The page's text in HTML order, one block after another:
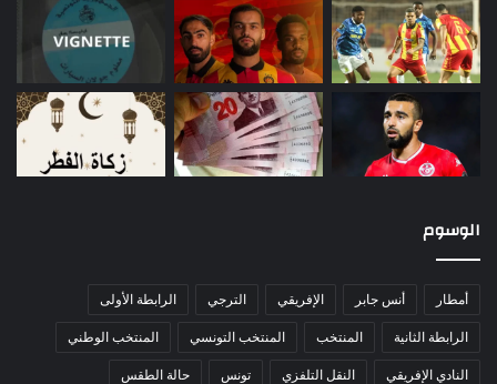
الوسوم
أمطار أنس جابر الإفريقي الترجي الرابطة الأولى
الرابطة الثانية المنتخب المنتخب التونسي المنتخب الوطني
النادي الإفريقي النقل التلفزي تونس حالة الطقس